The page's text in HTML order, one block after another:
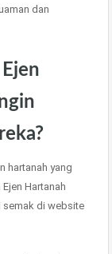
dan
hartanah yang
Hartanah
semak di website